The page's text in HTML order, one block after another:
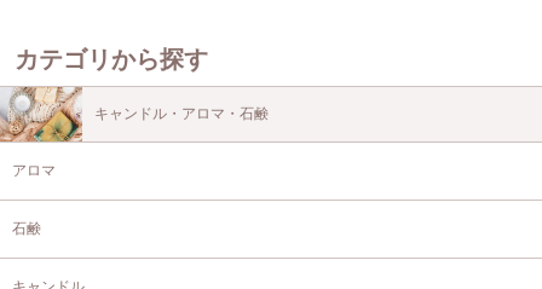
カテゴリから探す
キャンドル・アロマ・石鹸
アロマ
石鹸